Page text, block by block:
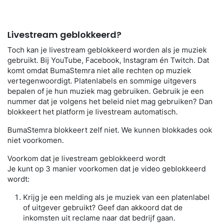
Livestream geblokkeerd?
Toch kan je livestream geblokkeerd worden als je muziek
gebruikt. Bij YouTube, Facebook, Instagram én Twitch. Dat
komt omdat BumaStemra niet alle rechten op muziek
vertegenwoordigt. Platenlabels en sommige uitgevers
bepalen of je hun muziek mag gebruiken. Gebruik je een
nummer dat je volgens het beleid niet mag gebruiken? Dan
blokkeert het platform je livestream automatisch.
BumaStemra blokkeert zelf niet. We kunnen blokkades ook
niet voorkomen.
Voorkom dat je livestream geblokkeerd wordt
Je kunt op 3 manier voorkomen dat je video geblokkeerd
wordt:
Krijg je een melding als je muziek van een platenlabel
of uitgever gebruikt? Geef dan akkoord dat de
inkomsten uit reclame naar dat bedrijf gaan.